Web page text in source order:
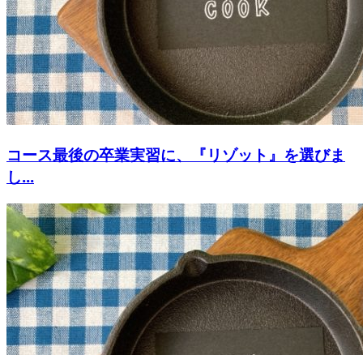
コース最後の卒業実習に、『リゾット』を選びま
し...